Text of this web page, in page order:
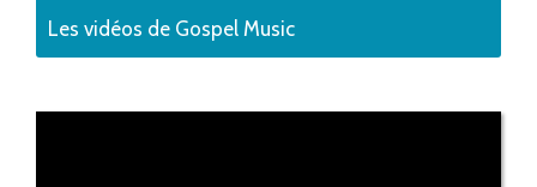
Les vidéos de Gospel Music